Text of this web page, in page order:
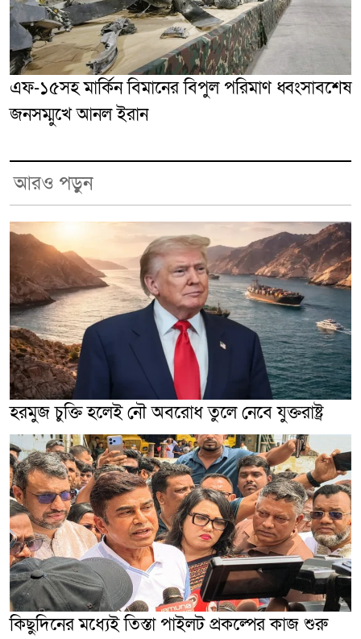
এফ-১৫সহ মার্কিন বিমানের বিপুল পরিমাণ ধ্বংসাবশেষ
জনসম্মুখে আনল ইরান
আরও পড়ুন
হরমুজ চুক্তি হলেই নৌ অবরোধ তুলে নেবে যুক্তরাষ্ট্র
কিছুদিনের মধ্যেই তিস্তা পাইলট প্রকল্পের কাজ শুরু